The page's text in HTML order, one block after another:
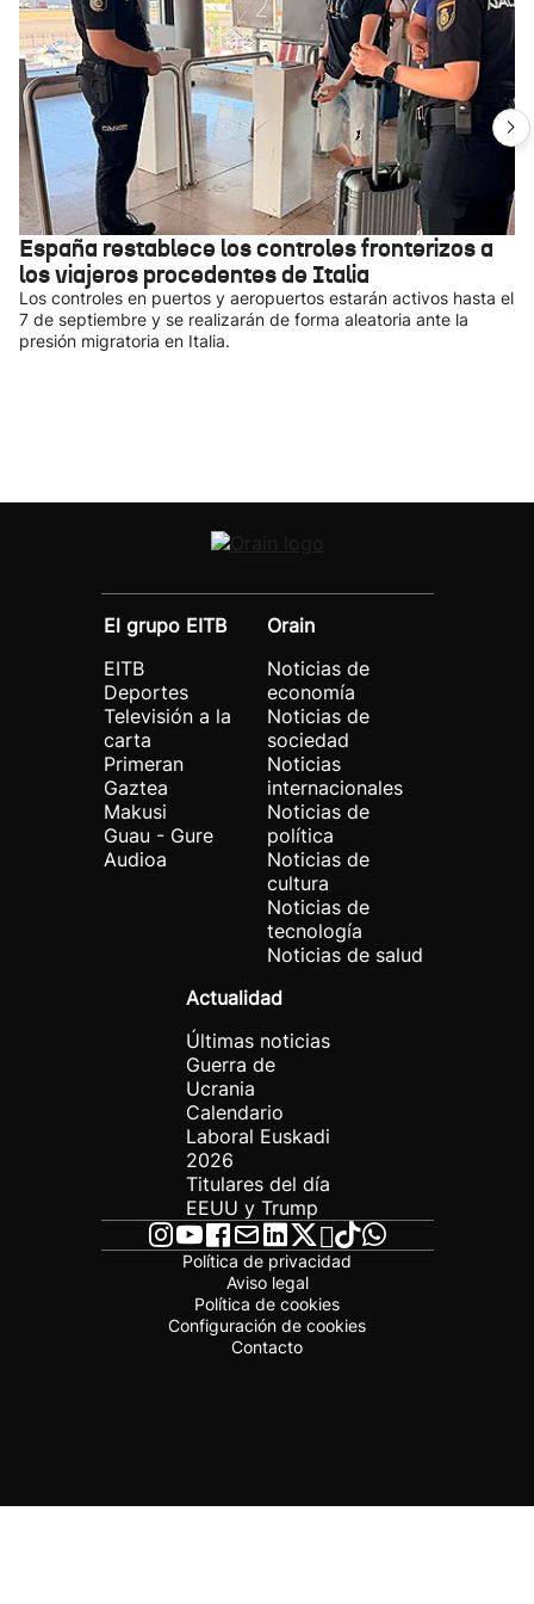
España restablece los controles fronterizos a
los viajeros procedentes de Italia
Los controles en puertos y aeropuertos estarán activos hasta el
7 de septiembre y se realizarán de forma aleatoria ante la
presión migratoria en Italia.
El grupo EITB
EITB
Deportes
Televisión a la
carta
Primeran
Gaztea
Makusi
Guau - Gure
Audioa
Orain
Noticias de
economía
Noticias de
sociedad
Noticias
internacionales
Noticias de
política
Noticias de
cultura
Noticias de
tecnología
Noticias de salud
Actualidad
Últimas noticias
Guerra de
Ucrania
Calendario
Laboral Euskadi
2026
Titulares del día
EEUU y Trump
Política de privacidad
Aviso legal
Política de cookies
Configuración de cookies
Contacto